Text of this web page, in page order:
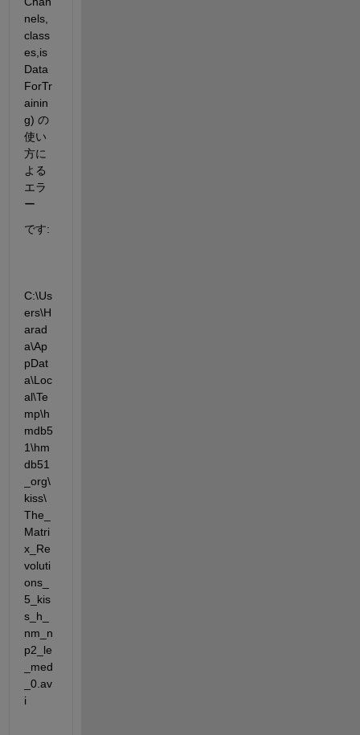
nels,
class
es,is
Data
ForTr
ainin
g) の
使い
方に
よる
エラ
ー
です:
C:\Us
ers\H
arad
a\Ap
pDat
a\Loc
al\Te
mp\h
mdb5
1\hm
db51
_org\
kiss\
The_
Matri
x_Re
voluti
ons_
5_kis
s_h_
nm_n
p2_le
_med
_0.av
i